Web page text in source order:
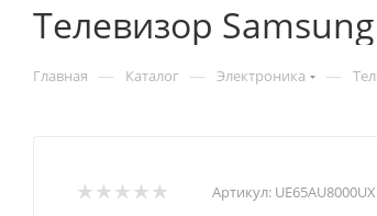
Телевизор
Главная — Каталог — Электроника —
Артикул: